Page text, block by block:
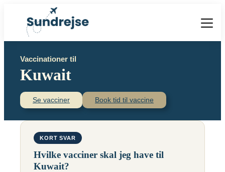
Vacciner
Vacciner
Centraleuropæisk
Hjernebetændelse
(TBE)
Destinationer
Find over 240 destinationer!
Populære destinationer
Priser
Vaccinationer til
Kuwait
Se vacciner Book tid til vaccine
KORT SVAR
Hvilke vacciner skal jeg have til
Kuwait?